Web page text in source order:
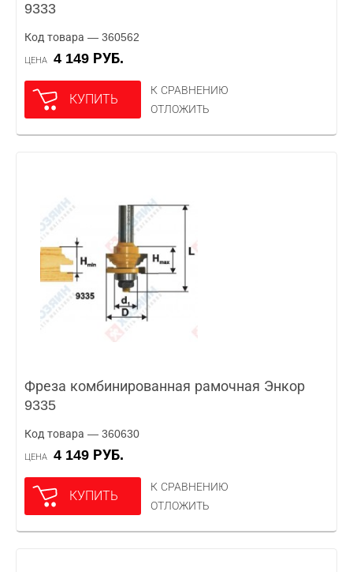
9333
Код товара — 360562
ЦЕНА 4 149 РУБ.
КУПИТЬ
К СРАВНЕНИЮ
ОТЛОЖИТЬ
Фреза комбинированная рамочная Энкор
9335
Код товара — 360630
ЦЕНА 4 149 РУБ.
КУПИТЬ
К СРАВНЕНИЮ
ОТЛОЖИТЬ